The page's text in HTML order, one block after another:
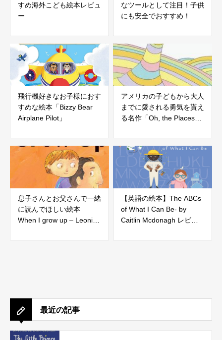
すめ海外こども絵本レビュ
ー
なツールとして注目！子供
にも安全でおすすめ！
飛行機好きなお子様におす
すめな絵本「Bizzy Bear
Airplane Pilot」
アメリカの子どもから大人
までに愛される勇気を貰え
る名作「Oh, the Places
息子さんとお父さんで一緒
に読んでほしい絵本
When I grow up – Leonid
【英語の絵本】The ABCs
of What I Can Be- by
Caitlin Mcdonagh レビュ
最近の記事